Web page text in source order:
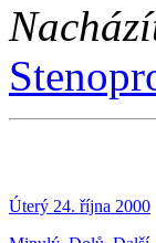
Úterý 24. října 2000